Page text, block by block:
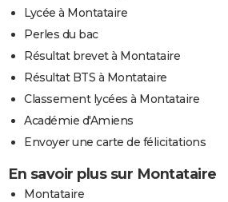
Lycée à Montataire
Perles du bac
Résultat brevet à Montataire
Résultat BTS à Montataire
Classement lycées à Montataire
Académie d'Amiens
Envoyer une carte de félicitations
En savoir plus sur Montataire
Montataire